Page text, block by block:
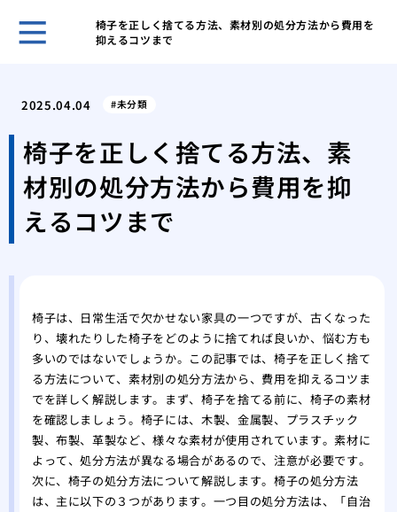
椅子を正しく捨てる方法、素材別の処分方法から費用を
抑えるコツまで
ー
水
家
2025.04.04 未分類
椅子を正しく捨てる方法、素
材別の処分方法から費用を抑
えるコツまで
椅子は、日常生活で欠かせない家具の一つですが、古くなった
り、壊れたりした椅子をどのように捨てれば良いか、悩む方も
多いのではないでしょうか。この記事では、椅子を正しく捨て
る方法について、素材別の処分方法から、費用を抑えるコツま
でを詳しく解説します。まず、椅子を捨てる前に、椅子の素材
を確認しましょう。椅子には、木製、金属製、プラスチック
製、布製、革製など、様々な素材が使用されています。素材に
よって、処分方法が異なる場合があるので、注意が必要です。
次に、椅子の処分方法について解説します。椅子の処分方法
は、主に以下の３つがあります。一つ目の処分方法は、「自治